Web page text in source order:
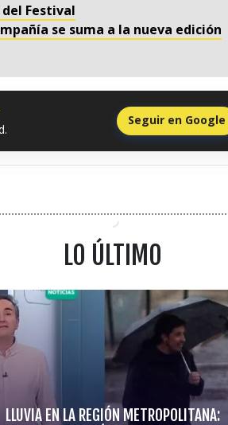
Festival
se suma a la nueva edición
Seguir en Google
LO ÚLTIMO
LLUVIA EN LA REGIÓN METROPOLITANA: